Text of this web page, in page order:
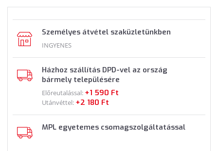
Személyes átvétel szaküzletünkben
INGYENES
Házhoz szállítás DPD-vel az ország
bármely településére
Előreutalással: +1 590 Ft
Utánvéttel: +2 180 Ft
MPL egyetemes csomagszolgáltatással